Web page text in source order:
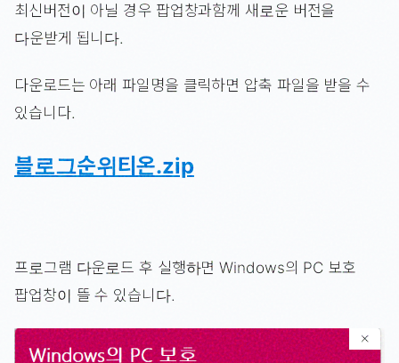
최신버전이 아닐 경우 팝업창과함께 새로운 버전을
다운받게 됩니다.
다운로드는 아래 파일명을 클릭하면 압축 파일을 받을 수
있습니다.
블로그순위티온.zip
프로그램 다운로드 후 실행하면 Windows의 PC 보호
팝업창이 뜰 수 있습니다.